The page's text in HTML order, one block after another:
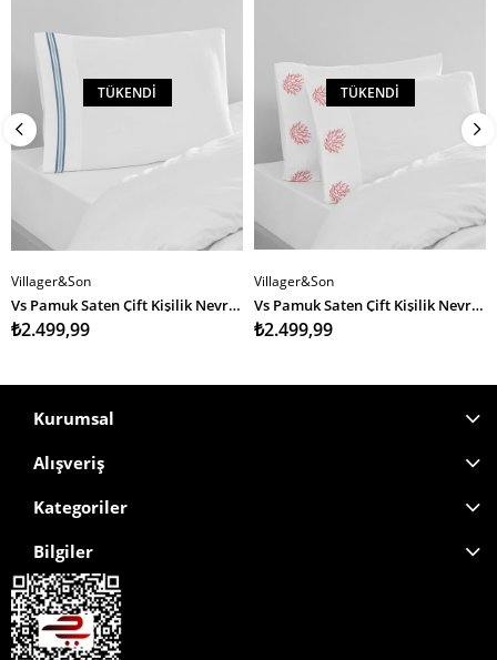
TÜKENDI
Villager&Son
Vs Pamuk Saten Çift Kişilik Nevresim 200 220 2 Yastık Kılıfı 50 70 MAVİ ÇİZGİLİ
₺2.499,99
TÜKENDI
Villager&Son
Vs Pamuk Saten Çift Kişilik Nevresim 200 220 2 Yastık Kılıfı 50 70 Kırmızı Mercan
₺2.499,99
Kurumsal
Alışveriş
Kategoriler
Bilgiler